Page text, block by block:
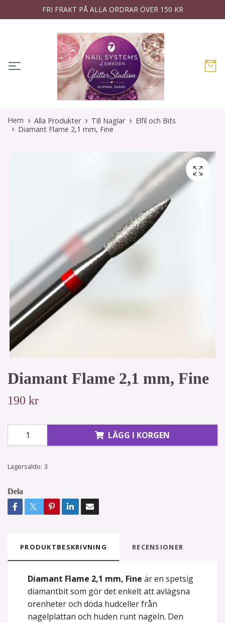
FRI FRAKT PÅ ALLA ORDRAR ÖVER 150 KR
Hem Alla Produkter Till Naglar
Elfil och Bits
Diamant Flame 2,1 mm, Fine
Diamant Flame 2,1 mm, Fine
190 kr
LÄGG I KORGEN
Lagersaldo: 3
Dela
PRODUKTBESKRIVNING RECENSIONER
Diamant Flame 2,1 mm, Fine är en spetsig
diamantbit som gör det enkelt att avlägsna
orenheter och döda hudceller från
nagelplattan och huden runt nageln. Den